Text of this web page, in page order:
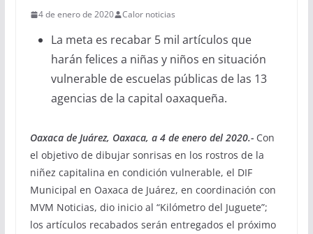
4 de enero de 2020 Calor noticias
La meta es recabar 5 mil artículos que
harán felices a niñas y niños en situación
vulnerable de escuelas públicas de las 13
agencias de la capital oaxaqueña.
Oaxaca de Juárez, Oaxaca, a 4 de enero del 2020.-Con
el objetivo de dibujar sonrisas en los rostros de la
niñez capitalina en condición vulnerable, el DIF
Municipal en Oaxaca de Juárez, en coordinación con
MVM Noticias, dio inicio al “Kilómetro del Juguete”;
los artículos recabados serán entregados el próximo